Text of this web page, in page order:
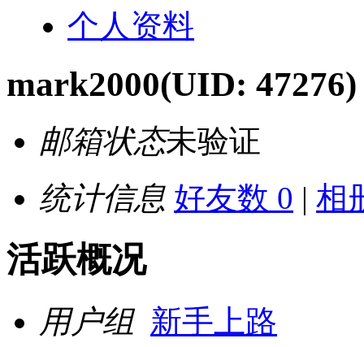
个人资料
mark2000(UID: 47276)
邮箱状态未验证
统计信息 好友数 0 | 相
活跃概况
用户组 新手上路